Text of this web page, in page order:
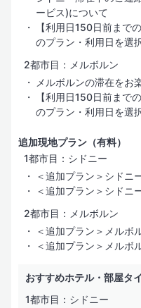
ービス)について
【利用日150日前まで
のプラン・利用日を選
2都市目：メルボルン
メルボルンの滞在をお
【利用日150日前まで
のプラン・利用日を選
追加現地プラン（有料）
1都市目：シドニー
＜追加プラン＞シドニ
＜追加プラン＞シドニ
2都市目：メルボルン
＜追加プラン＞メル
＜追加プラン＞メル
おすすめホテル・部屋タ
1都市目：シドニー